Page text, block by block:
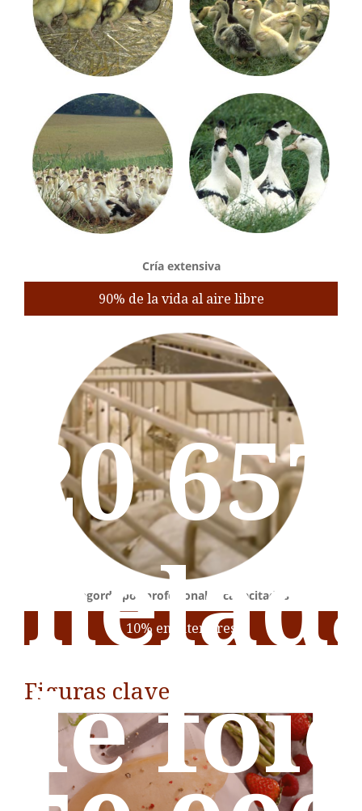
Cría extensiva
90% de la vida al aire libre
Engorde por profesionales capacitados
10% en interiores
Figuras clave
20 657
de foie
20 657 toneladas de foie gras se
produjeron en la UE en 2024 (19 809
toneladas de foie gras de pato y 848